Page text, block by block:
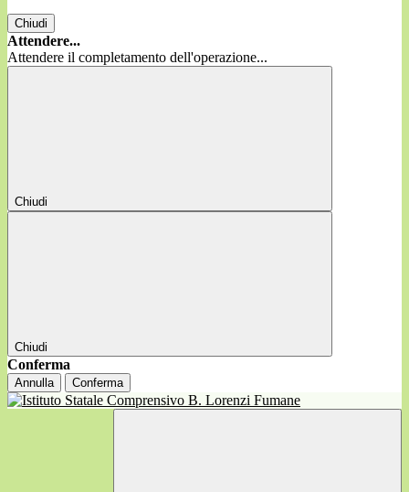
Chiudi
Attendere...
Attendere il completamento dell'operazione...
Chiudi
Chiudi
Conferma
Annulla Conferma